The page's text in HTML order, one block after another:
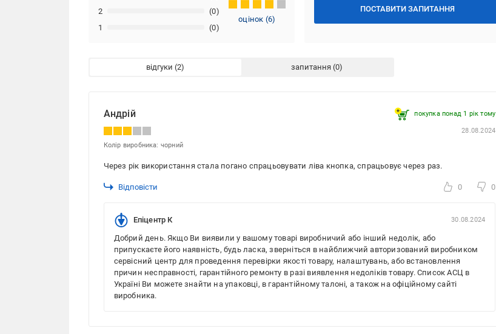
ПОСТАВИТИ ЗАПИТАННЯ
1 (0)
2 (0)
оцінок (6)
відгуки запитання
Андрій покупка понад 1 рік тому
28.08.2024
Колір виробника: чорний
Через рік використання стала погано спрацьовувати ліва кнопка, спрацьовує через раз.
Відповісти 0 0
Епіцентр К 30.08.2024
Добрий день. Якщо Ви виявили у вашому товарі виробничий або інший недолік, або
припускаєте його наявність, будь ласка, зверніться в найближчий авторизований виробником
сервісний центр для проведення перевірки якості товару, налаштувань, або встановлення
причин несправності, гарантійного ремонту в разі виявлення недоліків товару. Список АСЦ в
Україні Ви можете знайти на упаковці, в гарантійному талоні, а також на офіційному сайті
виробника.